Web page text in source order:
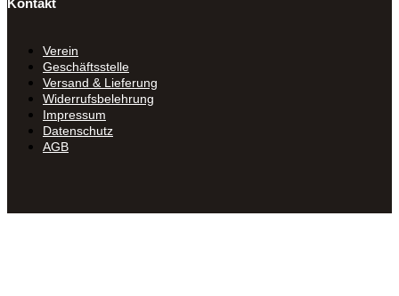
Kontakt
Verein
Geschäftsstelle
Versand & Lieferung
Widerrufsbelehrung
Impressum
Datenschutz
AGB